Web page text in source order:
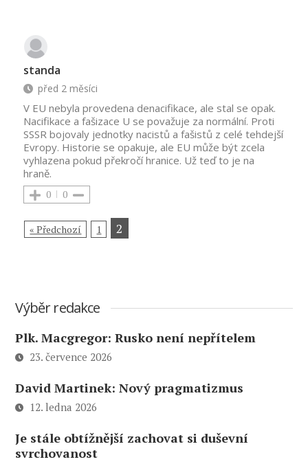
standa
před 2 měsíci
V EU nebyla provedena denacifikace, ale stal se opak.
Nacifikace a fašizace U se považuje za normální. Proti
SSSR bojovaly jednotky nacistů a fašistů z celé tehdejší
Evropy. Historie se opakuje, ale EU může být zcela
vyhlazena pokud překročí hranice. Už teď to je na
hraně.
0 0
« Předchozí 1 2
Výběr redakce
Plk. Macgregor: Rusko není nepřítelem
23. července 2026
David Martinek: Nový pragmatizmus
12. ledna 2026
Je stále obtížnější zachovat si duševní
svrchovanost